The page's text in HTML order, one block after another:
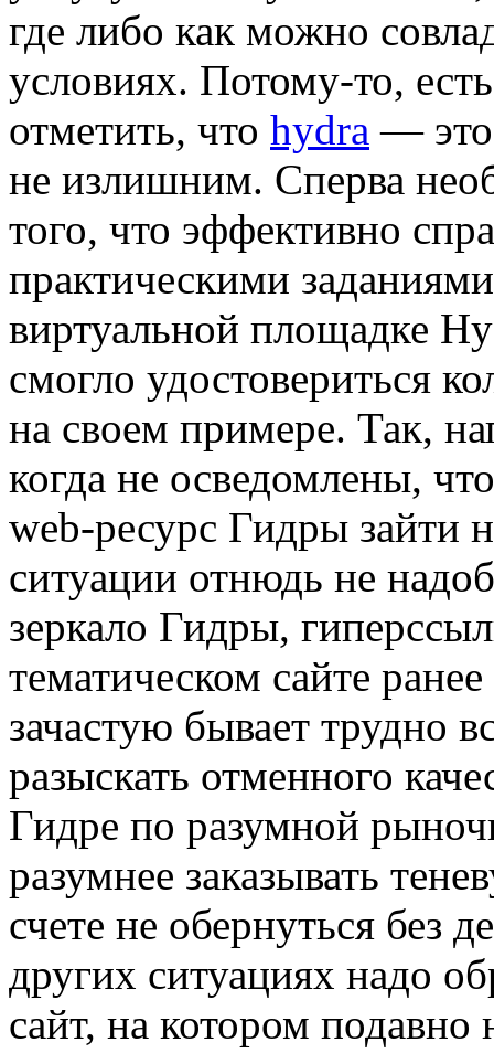
где либо как можно
условиях. Потому-то,
отметить, что hydra — это
не излишним. Сперва
того, что эффективно
практическими
виртуальной площадке
смогло удостовериться
на своем примере. Так,
когда не осведомлены,
web-ресурс Гидры зайти
ситуации отнюдь не
зеркало Гидры,
тематическом сайте
зачастую бывает трудно
разыскать отменного
Гидре по разумной
разумнее заказывать
счете не обернуться без
других ситуациях надо
сайт, на котором